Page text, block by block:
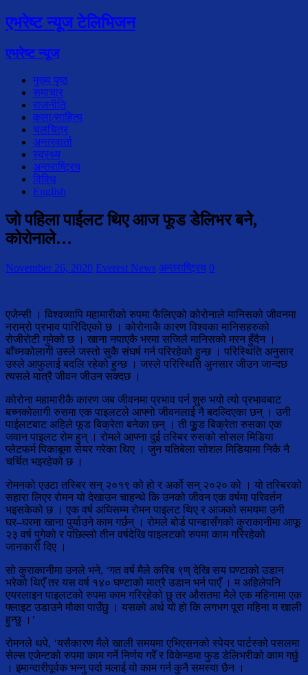
एभरेष्ट न्यूज टेलिभिजन
एभरेष्ट न्यूज
मुख्य पृष्ठ
समाचार
राजनीति
कला/साहित्य
चलचित्र
अन्तरवार्ता
स्वस्थ्य
अन्तराष्ट्रिय
विविध
English
जो पहिला पाईलट थिए आज फूड डेलिभर बने,
कोरोनाले…
November 26, 2020 Everest News अन्तराष्ट्रिय 0
एजेन्सी । विश्वव्यापि महामारीको रुपमा फैलिएको कोरोनाले मानिसको जीवनमा
नराम्रो प्रभाव पारिदिएको छ । कोरोनाकै कारण विश्वका मानिसहरुको
रोजीरोटी गुमेको छ । खाना नपाएकै भरमा सजिलै मानिसको मरन हुँदैन ।
बाँच्नकोलागी उस्ले जस्तो सुकै संघर्ष गर्न परिरहेको हुन्छ । परिस्थिति अनुसार
उस्ले आफुलाई बदलि रहेको हुन्छ । जस्ले परिस्थिति अुनसार जीउन जान्दछ
त्यसले मात्रै जीवन जीउन सक्दछ ।
कोरोना महामारीकै कारण जब जीवनमा प्रभाव पर्न शुरु भयो त्यो प्रभावबाट
बच्नकोलागी रुसमा एक पाइलटले आफ्नो जीवनलाई नै बदल्दिएका छन् । उनी
पाईलटबाट अहिले फूड बिक्रेता बनेका छन् । ती फुूड बिक्रेता रुसका एक
जवान पाइलट रोम हुन् । रोमले आफ्ना दुई तस्बिर रुसको सोसल मिडिया
प्लेटफर्म पिकाबूमा सेयर गरेका थिए । जुन यतिबेला सोशल मिडियामा निकै नै
चर्चित भइरहेको छ ।
रोमनको एउटा तस्बिर सन् २०१९ को हो र अर्को सन् २०२० को । यो तस्बिरको
सहारा लिएर रोमन यो देखाउन चाहन्थे कि उनको जीवन एक वर्षमा परिवर्तन
भइसकेको छ । एक वर्ष अघिसम्म रोमन पाइलट थिए र आजको समयमा उनी
घर–घरमा खाना पुर्याउने काम गर्छन् । रोमले बोर्ड पान्डासँगको कुराकानीमा आफू
२३ वर्ष पुगेको र पछिल्लो तीन वर्षदेखि पाइलटको रुपमा काम गरिरहेको
जानकारी दिए ।
सो कुराकानीमा उनले भने, ‘गत वर्ष मैले करिब ९ण् देखि सय घण्टाको उडान
भरेको थिएँ तर यस वर्ष १४० घण्टाको मात्रै उडान भर्न पाएँ । म अहिलेपनि
एयरलाइन पाइलटको रुपमा काम गरिरहेको छु तर औसतमा मैले एक महिनामा एक
फ्लाइट उडाउने मौका पाउँछु । यसको अर्थ यो हो कि लगभग पूरा महिना म खाली
हुन्छु ।’
रोमनले थपे, ‘यसैकारण मैले खाली समयमा एभिएसनको स्पेयर पार्टस्को पसलमा
सेल्स एजेन्टको रुपमा काम गर्ने निर्णय गरेँ र विकेन्डमा फुड डेलिभरीको काम गर्छु
। इमान्दारीपूर्वक भन्नु पर्दा मलाई यो काम गर्न कुनै समस्या छैन ।